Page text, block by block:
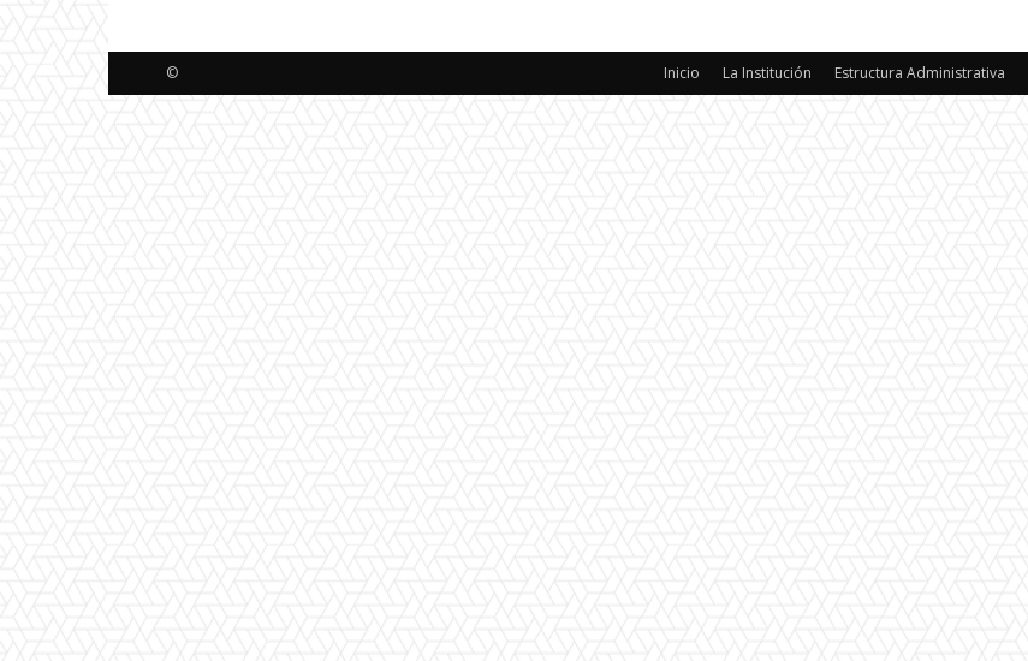
Inicio La Institución Estructura Administrativa
©